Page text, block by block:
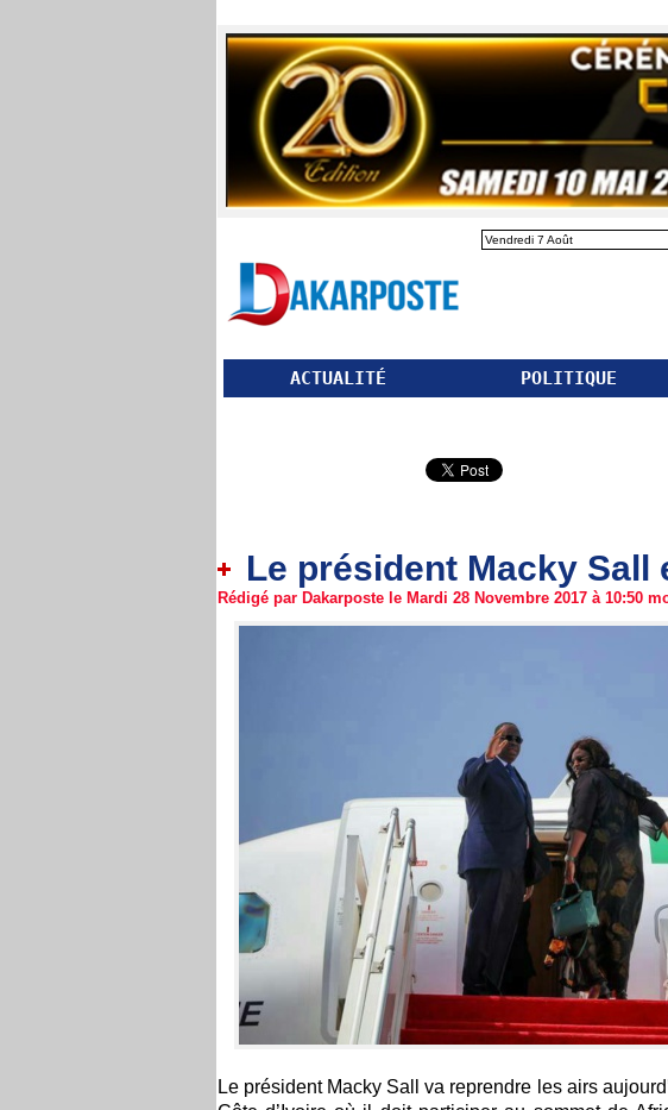
Vendredi 7 Août
ACTUALITÉ POLITIQUE
Le président Macky Sall
Rédigé par Dakarposte le Mardi 28 Novembre 2017 à 10:50
Le président Macky Sall va reprendre les airs